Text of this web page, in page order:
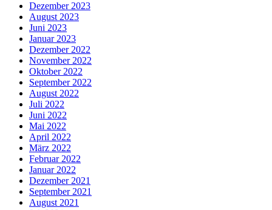
Dezember 2023
August 2023
Juni 2023
Januar 2023
Dezember 2022
November 2022
Oktober 2022
September 2022
August 2022
Juli 2022
Juni 2022
Mai 2022
April 2022
März 2022
Februar 2022
Januar 2022
Dezember 2021
September 2021
August 2021